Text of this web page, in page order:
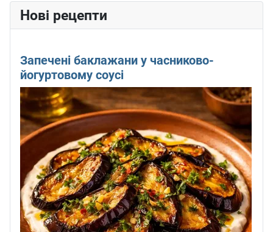
Нові рецепти
Запечені баклажани у часниково-
йогуртовому соусі